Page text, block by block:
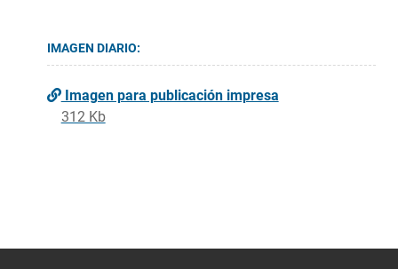
IMAGEN DIARIO:
Imagen para publicación impresa
312 Kb